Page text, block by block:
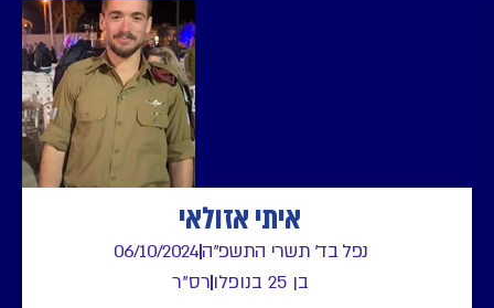
איתי אזולאי
נפל בד' תשרי התשפ"ה06/10/2024
בן 25 בנופלו
רס"ר